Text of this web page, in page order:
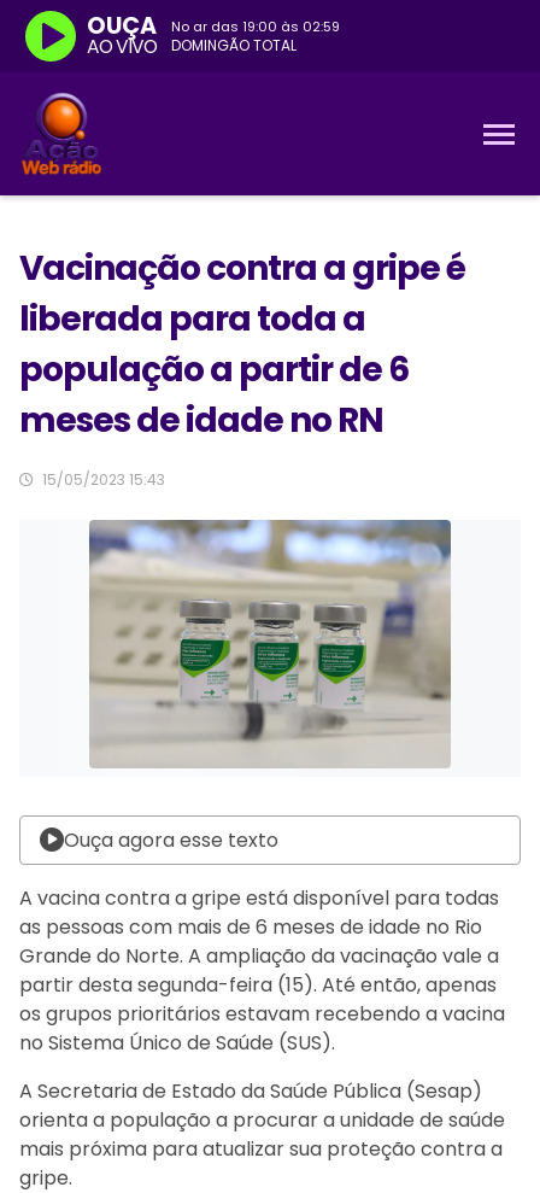
No ar das 19:00 às 02:59
DOMINGÃO TOTAL
OUÇA
AO VIVO
Vacinação contra a gripe é
liberada para toda a
população a partir de 6
meses de idade no RN
15/05/2023 15:43
Ouça agora esse texto
A vacina contra a gripe está disponível para todas
as pessoas com mais de 6 meses de idade no Rio
Grande do Norte. A ampliação da vacinação vale a
partir desta segunda-feira (15). Até então, apenas
os grupos prioritários estavam recebendo a vacina
no Sistema Único de Saúde (SUS).
A Secretaria de Estado da Saúde Pública (Sesap)
orienta a população a procurar a unidade de saúde
mais próxima para atualizar sua proteção contra a
gripe.